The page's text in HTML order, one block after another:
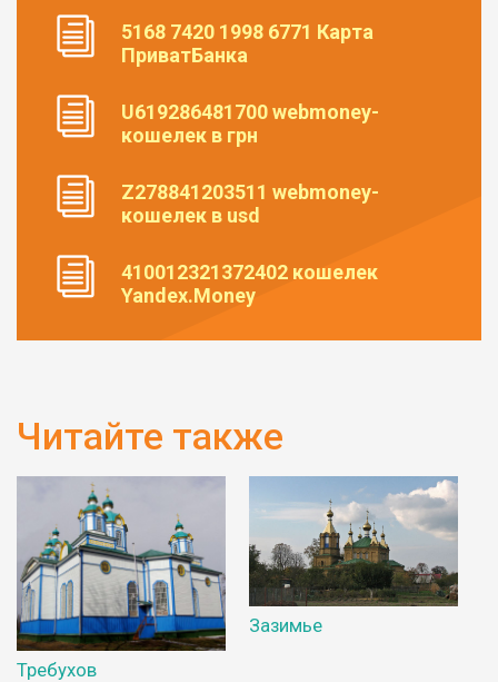
5168 7420 1998 6771 Карта
ПриватБанка
U619286481700 webmoney-
кошелек в грн
Z278841203511 webmoney-
кошелек в usd
410012321372402 кошелек
Yandex.Money
Читайте также
Требухов
Зазимье